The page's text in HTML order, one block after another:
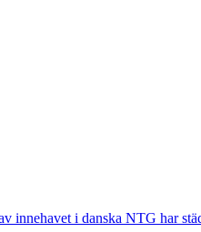
innehavet i danska NTG har